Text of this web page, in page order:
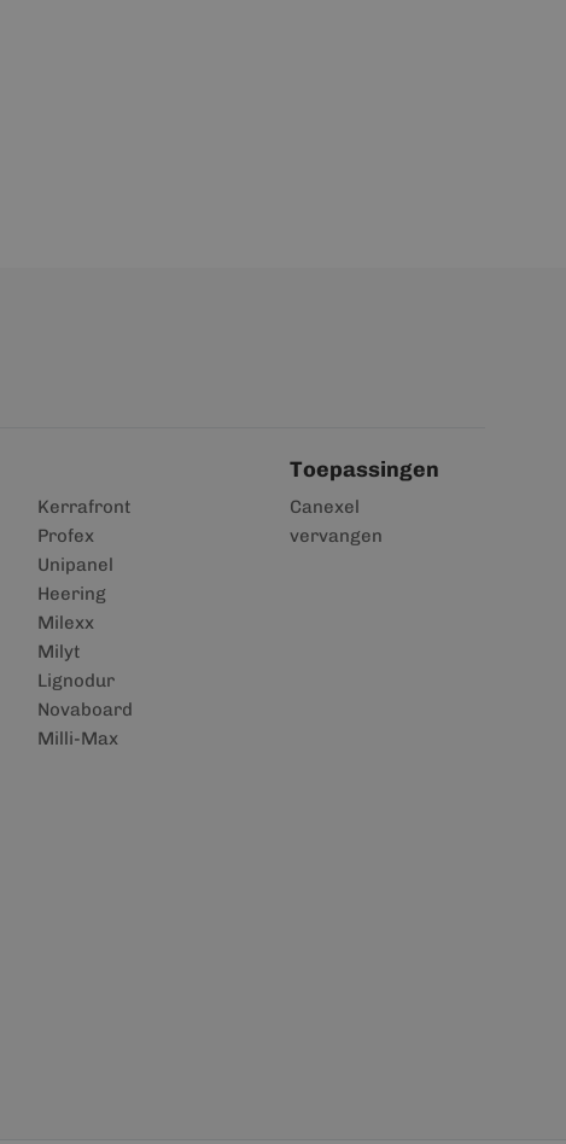
Kerrafront
Profex
Unipanel
Heering
Milexx
Milyt
Lignodur
Novaboard
Milli-Max
Toepassingen
Canexel
vervangen